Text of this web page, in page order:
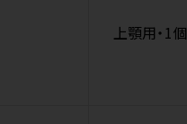
上顎用・1個